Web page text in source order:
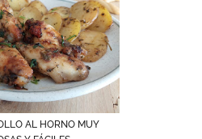
AL HORNO MUY